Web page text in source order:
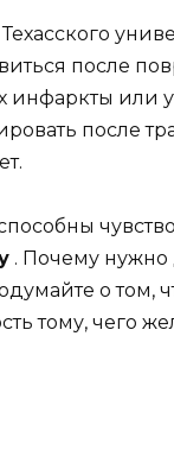
после
или
после
. Почему нужно
о
тому, чего